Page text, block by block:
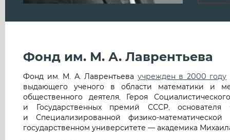
Фонд им. М. А. Лаврентьева
Фонд им. М. А. Лаврентьева учрежден в 2000 году
выдающего ученого в области математики и
общественного деятеля, Героя
и Государственных премий СССР, основателя
и Специализированной физико-
государственном университете — академика